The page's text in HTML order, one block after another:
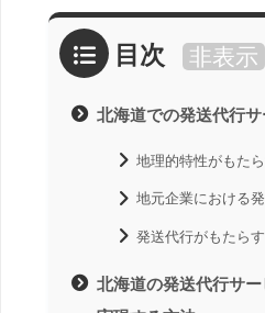
目次 非表示
北海道での発送代行
地理的特性がもた
地元企業における
発送代行がもたら
北海道の発送代行サ